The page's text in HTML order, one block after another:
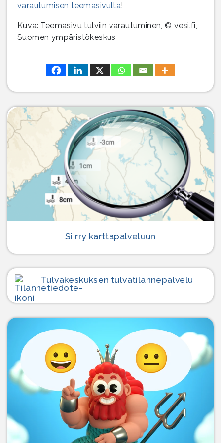
varautumisen teemasivulta!
Kuva: Teemasivu tulviin varautuminen, © vesi.fi,
Suomen ympäristökeskus
Siirry karttapalveluun
Tulvakeskuksen tulvatilanne­palvelu